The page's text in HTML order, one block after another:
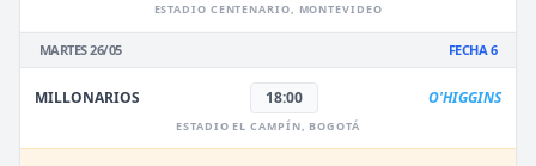
ESTADIO CENTENARIO, MONTEVIDEO
MARTES 26/05 FECHA 6
MILLONARIOS 18:00 O'HIGGINS
ESTADIO EL CAMPÍN, BOGOTÁ